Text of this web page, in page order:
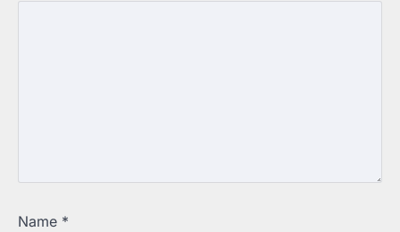
Name *